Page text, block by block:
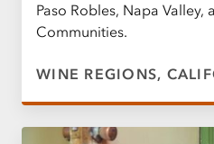
Paso Robles, Napa Valley,
Communities.
WINE REGIONS,